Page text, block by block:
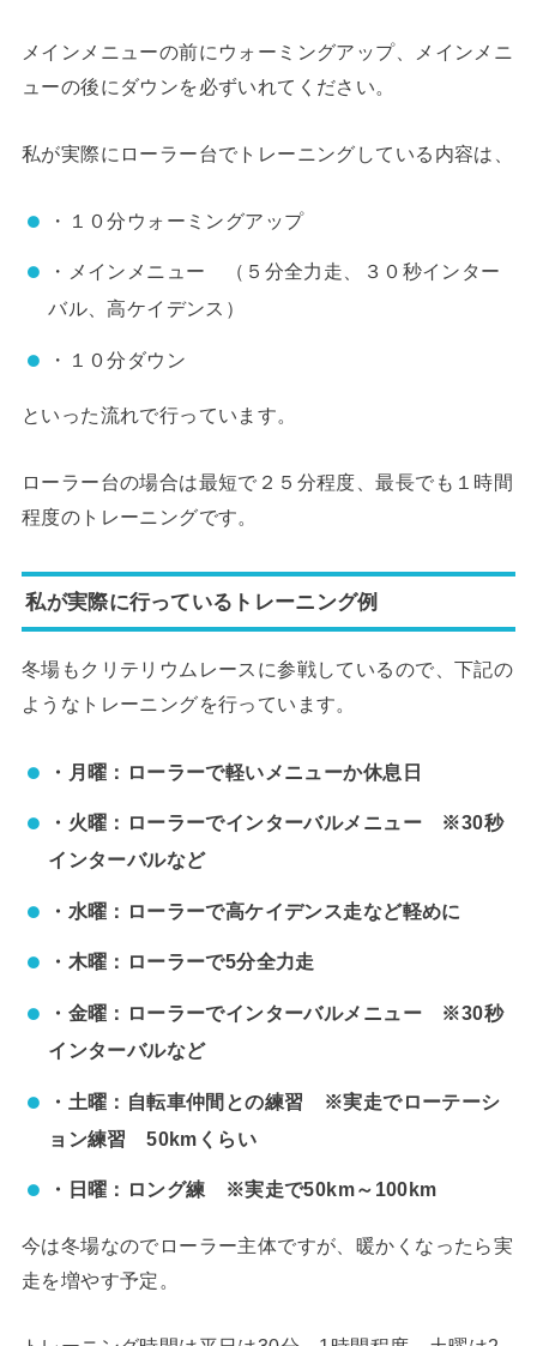
メインメニューの前にウォーミングアップ、メインメニ
ューの後にダウンを必ずいれてください。
私が実際にローラー台でトレーニングしている内容は、
・１０分ウォーミングアップ
・メインメニュー （５分全力走、３０秒インター
バル、高ケイデンス）
・１０分ダウン
といった流れで行っています。
ローラー台の場合は最短で２５分程度、最長でも１時間
程度のトレーニングです。
私が実際に行っているトレーニング例
冬場もクリテリウムレースに参戦しているので、下記の
ようなトレーニングを行っています。
・月曜：ローラーで軽いメニューか休息日
・火曜：ローラーでインターバルメニュー ※30秒
インターバルなど
・水曜：ローラーで高ケイデンス走など軽めに
・木曜：ローラーで5分全力走
・金曜：ローラーでインターバルメニュー ※30秒
インターバルなど
・土曜：自転車仲間との練習 ※実走でローテーシ
ョン練習 50kmくらい
・日曜：ロング練 ※実走で50km～100km
今は冬場なのでローラー主体ですが、暖かくなったら実
走を増やす予定。